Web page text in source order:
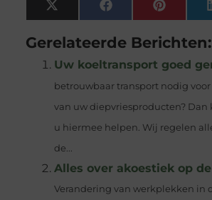
X
(Twitter)
Facebook
Gerelateerde Berichten:
Uw koeltransport goed
betrouwbaar transport nodig
van uw diepvriesproducten? Dan
u hiermee helpen. Wij regelen
de...
Alles over akoestiek op
Verandering van werkplekken in